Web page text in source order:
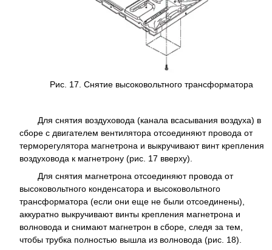
Рис. 17. Снятие высоковольтного трансформатора
Для снятия воздуховода (канала всасывания воздуха) в
сборе с двигателем вентилятора отсоединяют провода от
терморегулятора магнетрона и выкручивают винт крепления
воздуховода к магнетрону (рис. 17 вверху).
Для снятия магнетрона отсоединяют провода от
высоковольтного конденсатора и высоковольтного
трансформатора (если они еще не были отсоединены),
аккуратно выкручивают винты крепления магнетрона и
волновода и снимают магнетрон в сборе, следя за тем,
чтобы трубка полностью вышла из волновода (рис. 18).